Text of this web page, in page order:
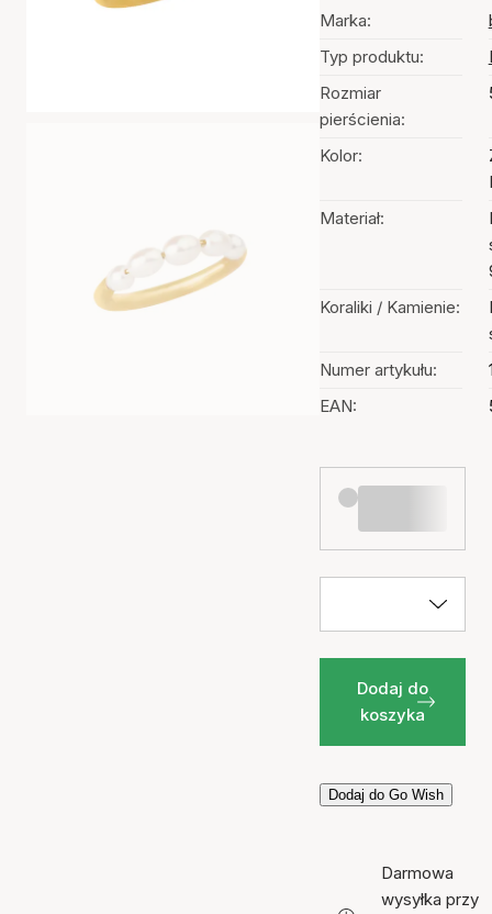
Marka:
Typ produktu:
Rozmiar
pierścienia:
Kolor:
Materiał:
Koraliki / Kamienie:
Numer artykułu:
EAN:
Dodaj do
koszyka
Dodaj do Go Wish
Darmowa
wysyłka przy